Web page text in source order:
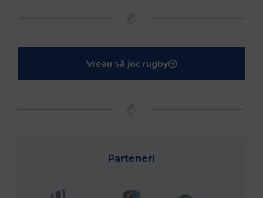
Vreau să joc rugby
Parteneri